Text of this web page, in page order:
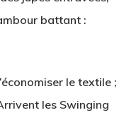
battant :
le textile ;
les Swinging